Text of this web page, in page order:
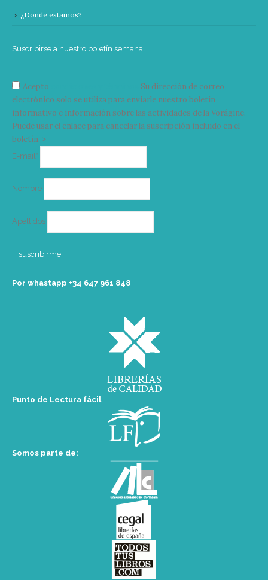
¿Donde estamos?
Suscribirse a nuestro boletín semanal
Acepto
Su dirección de correo
electrónico solo se utiliza para enviarle nuestro boletín
informativo e información sobre las actividades de la Vorágine.
Puede usar el enlace para cancelar la suscripción incluido en el
boletín. >
E-mail*
Nombre
Apellidos
Por whastapp +34 ‭647 961 848‬
Punto de Lectura fácil
Somos parte de: